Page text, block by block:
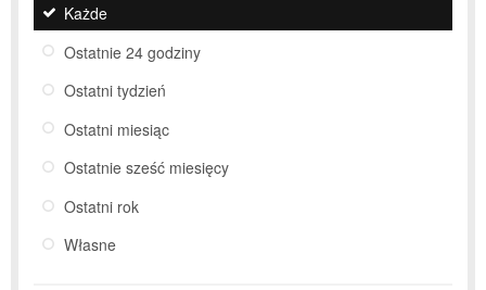
Każde
Ostatnie 24 godziny
Ostatni tydzień
Ostatni miesiąc
Ostatnie sześć miesięcy
Ostatni rok
Własne